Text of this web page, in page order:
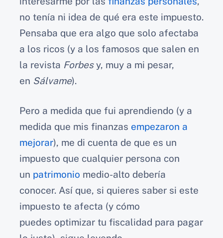
no tenía ni idea de qué era este impuesto.
Pensaba que era algo que solo afectaba
a los ricos (y a los famosos que salen en
la revista Forbesy, muy a mi pesar,
en Sálvame).
Pero a medida que fui aprendiendo (y a
medida que mis finanzas empezaron a
mejorar), me di cuenta de que es un
impuesto que cualquier persona con
un patrimonio medio-alto debería
conocer. Así que, si quieres saber si este
impuesto te afecta (y cómo
puedes optimizar tu fiscalidad para pagar